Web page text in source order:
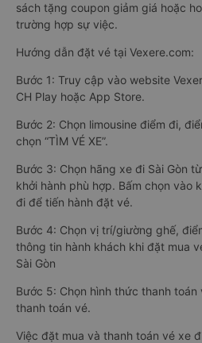
sách tặng coupon giảm giá hoặc
trường hợp sự việc.
Hướng dẫn đặt vé tại Vexere.com:
Bước 1: Truy cập vào website
CH Play hoặc App Store.
Bước 2: Chọn limousine điểm đi,
chọn “TÌM VÉ XE”.
Bước 3: Chọn hãng xe đi Sài Gòn
khởi hành phù hợp. Bấm chọn vào
đi để tiến hành đặt vé.
Bước 4: Chọn vị trí/giường ghế,
thông tin hành khách khi đặt mua
Sài Gòn
Bước 5: Chọn hình thức thanh
thanh toán vé.
Việc đặt mua và thanh toán vé xe